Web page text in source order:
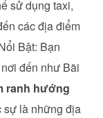
sử dụng taxi,
các địa điểm
Bật: Bạn
đến như Bãi
ranh hướng
sự là những địa